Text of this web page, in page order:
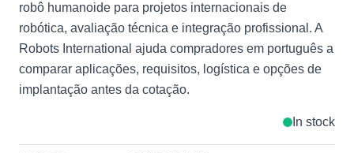
robô humanoide para projetos internacionais de
robótica, avaliação técnica e integração profissional. A
Robots International ajuda compradores em português a
comparar aplicações, requisitos, logística e opções de
implantação antes da cotação.
In stock